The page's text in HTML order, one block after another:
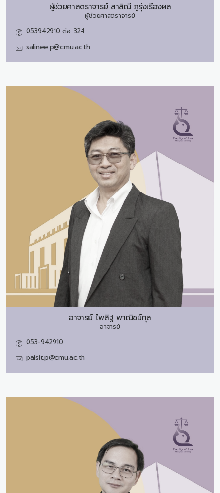
ผู้ช่วยศาสตราจารย์ สาลิณี ภู่รุ่งเรืองผล
ผู้ช่วยศาสตราจารย์
053942910 ต่อ 324
salinee.p@cmu.ac.th
อาจารย์ ไพสิฐ พาณิชย์กุล
อาจารย์
053-942910
paisit.p@cmu.ac.th